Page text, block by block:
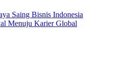
Saing Bisnis Indonesia
Menuju Karier Global